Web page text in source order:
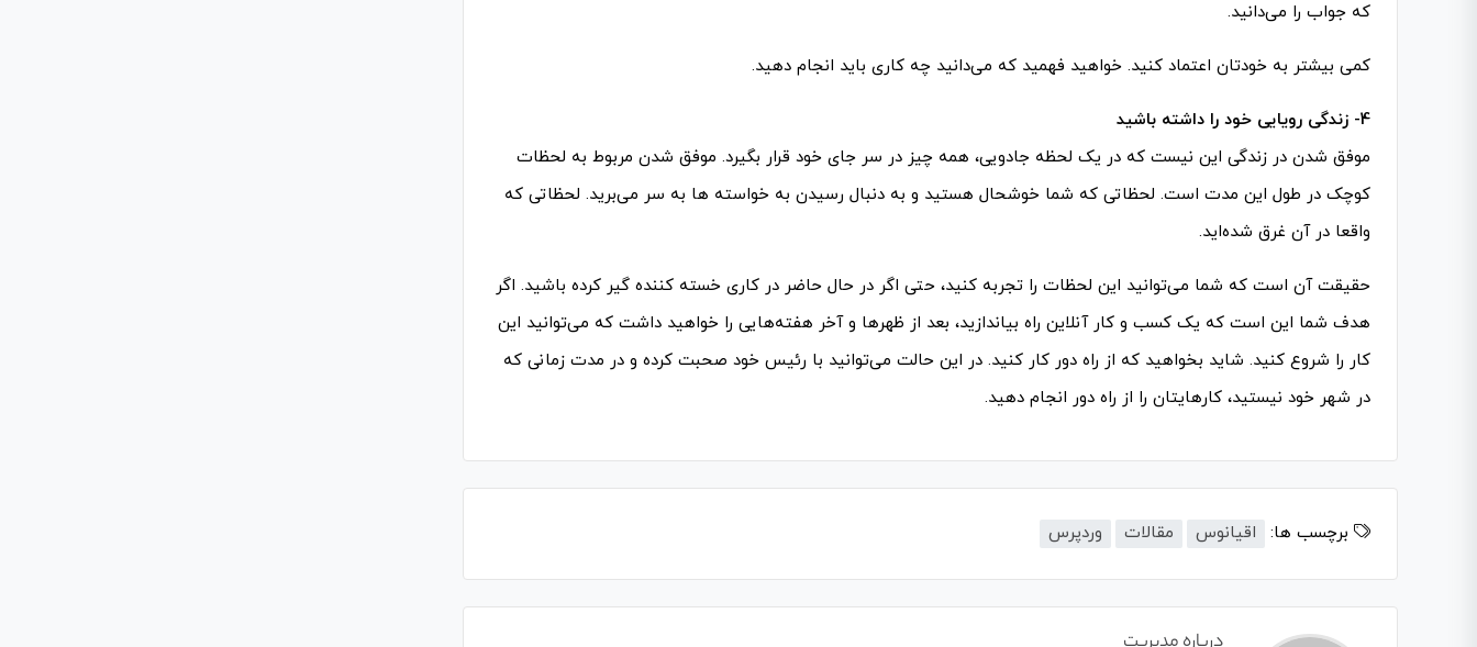
که جواب را می­‌دانید.
کمی بیشتر به خودتان اعتماد کنید. خواهید فهمید که می­‌دانید چه کاری باید انجام دهید.
4- زندگی رویایی خود را داشته باشید
موفق شدن در زندگی این نیست که در یک لحظه جادویی، همه چیز در سر جای خود قرار بگیرد. موفق شدن مربوط به لحظات
کوچک در طول این مدت است. لحظاتی که شما خوشحال هستید و به دنبال رسیدن به خواسته‌ ها به سر می‌برید. لحظاتی که
واقعا در آن غرق شده­‌اید.
حقیقت آن است که شما می‌­توانید این لحظات را تجربه کنید، حتی اگر در حال حاضر در کاری خسته کننده گیر کرده باشید. اگر
هدف شما این است که یک کسب­ و کار آنلاین راه بیاندازید، بعد از ظهرها و آخر هفته­‌هایی را خواهید داشت که می­‌توانید این
کار را شروع کنید. شاید بخواهید که از راه دور کار کنید. در این حالت می‌­توانید با رئیس خود صحبت کرده و در مدت زمانی که
در شهر خود نیستید، کارهایتان را از راه دور انجام دهید.
برچسب ها: اقیانوس مقالات وردپرس